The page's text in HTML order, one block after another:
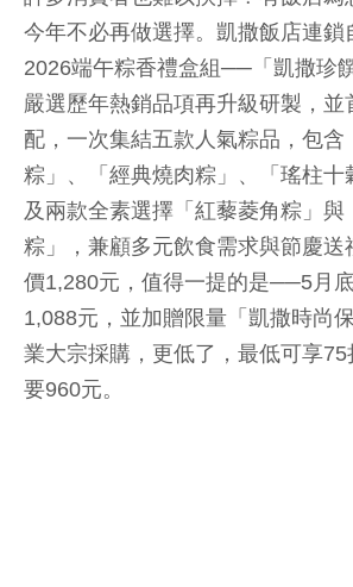
今年不必再做選擇。凱撒飯店連鎖
2026端午粽香禮盒組──「凱撒珍
嚴選歷年熱銷品項再升級研製，並
配，一次集結五款人氣粽品，包含
粽」、「經典燒肉粽」、「瑤柱十
及兩款全素選擇「紅藜菱角粽」與
粽」，兼顧多元飲食需求與節慶送
價1,280元，值得一提的是──5月
1,088元，並加贈限量「凱撒時尚
業大宗採購，更低了，最低可享75
要960元。